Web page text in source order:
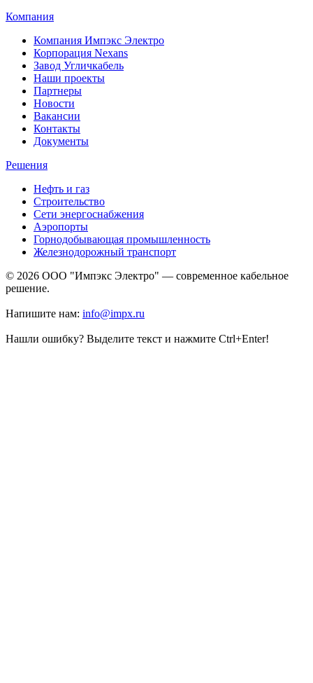
Компания
Компания Импэкс Электро
Корпорация Nexans
Завод Угличкабель
Наши проекты
Партнеры
Новости
Вакансии
Контакты
Документы
Решения
Нефть и газ
Строительство
Сети энергоснабжения
Аэропорты
Горнодобывающая промышленность
Железнодорожный транспорт
© 2026 ООО "Импэкс Электро" — современное кабельное
решение.
Напишите нам: info@impx.ru
Нашли ошибку? Выделите текст и нажмите Ctrl+Enter!